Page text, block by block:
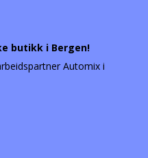
butikk i Bergen!
Automix i